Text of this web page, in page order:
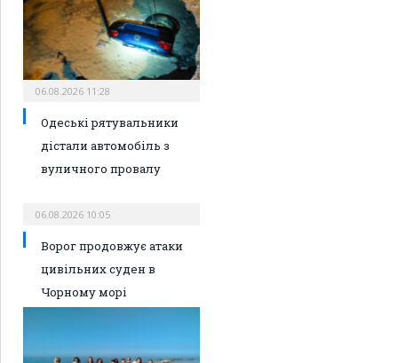
06.08.2026 11:28
Одеські рятувальники
дістали автомобіль з
вуличного провалу
06.08.2026 10:05
Ворог продовжує атаки
цивільних суден в
Чорному морі